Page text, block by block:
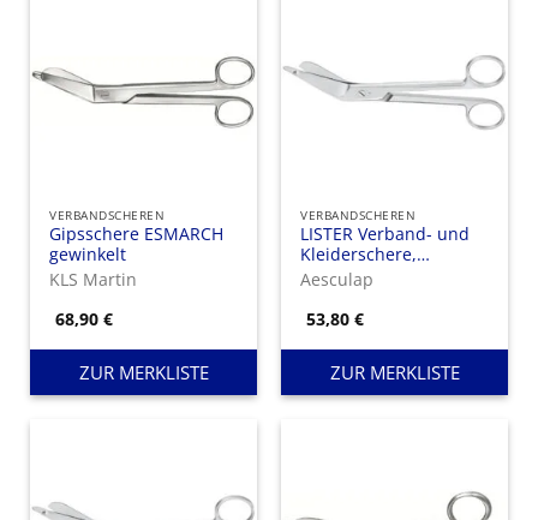
VERBANDSCHEREN
Gipsschere ESMARCH
gewinkelt
KLS Martin
68,90€
ZUR MERKLISTE
VERBANDSCHEREN
LISTER Verband- und
Kleiderschere,
seitwärts gewinkelt,
exzentrisch, gezahnt
(innen), 1 Blatt mit
Aesculap
53,80€
ZUR MERKLISTE